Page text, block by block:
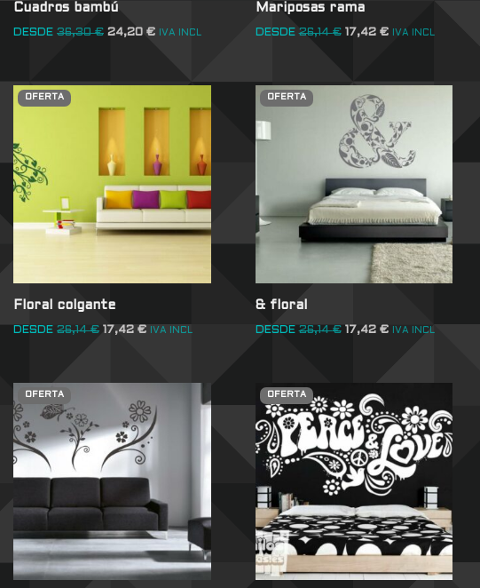
Cuadros bambú
DESDE 36,30€ 24,20 € IVA INCL
Mariposas rama
DESDE 26,14€ 17,42 € IVA INCL
OFERTA
Floral colgante
DESDE 26,14€ 17,42 € IVA INCL
OFERTA
& floral
DESDE 26,14€ 17,42 € IVA INCL
OFERTA OFERTA